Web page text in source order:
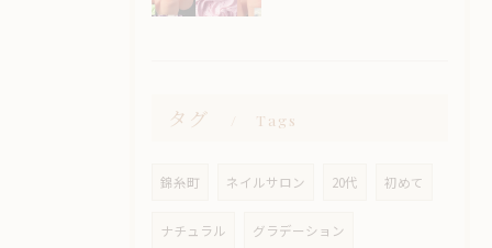
タグ Tags
錦糸町 ネイルサロン 20代 初めて
ナチュラル グラデーション